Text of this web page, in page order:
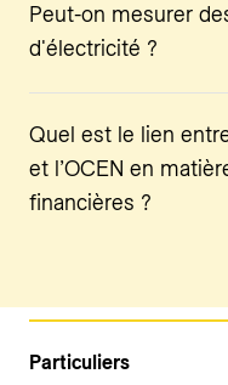
Peut-on mesurer
d'électricité ?
Quel est le lien
et l’OCEN en
financières ?
Particuliers